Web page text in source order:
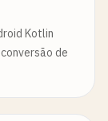
Kotlin
de